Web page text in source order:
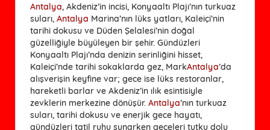
Antalya, Akdeniz’in incisi, Konyaaltı Plajı’nın turkuaz
suları, Antalya Marina’nın lüks yatları, Kaleiçi’nin
tarihi dokusu ve Düden Şelalesi’nin doğal
güzelliğiyle büyüleyen bir şehir. Gündüzleri
Konyaaltı Plajı’nda denizin serinliğini hisset,
Kaleiçi’nde tarihi sokaklarda gez, MarkAntalya’da
alışverişin keyfine var; gece ise lüks restoranlar,
hareketli barlar ve Akdeniz’in ılık esintisiyle
zevklerin merkezine dönüşür. Antalya’nın turkuaz
suları, tarihi dokusu ve enerjik gece hayatı,
gündüzleri tatil ruhu sunarken geceleri tutku dolu